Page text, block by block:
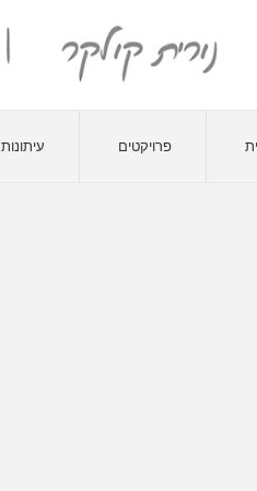
פרויקטים עיתונות